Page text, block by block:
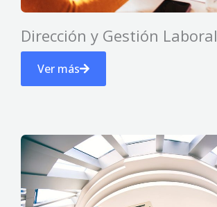
Dirección y Gestión Laboral
Ver más